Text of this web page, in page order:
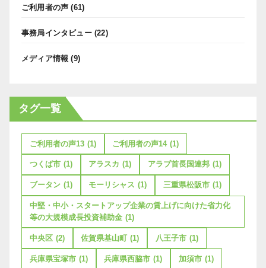
ご利用者の声 (61)
事務局インタビュー(22)
メディア情報 (9)
タグ一覧
ご利用者の声13 (1) ご利用者の声14 (1)
つくば市 (1) アラスカ (1) アラブ首長国連邦 (1)
ブータン (1) モーリシャス (1) 三重県松阪市 (1)
中堅・中小・スタートアップ企業の賃上げに向けた省力化
等の大規模成長投資補助金 (1)
中央区 (2) 佐賀県基山町 (1) 八王子市 (1)
兵庫県宝塚市 (1) 兵庫県西脇市 (1) 加須市 (1)